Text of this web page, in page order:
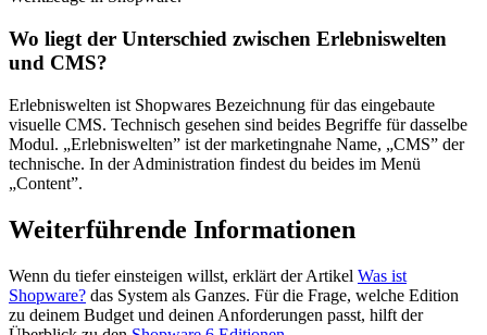
Wo liegt der Unterschied zwischen Erlebniswelten
und CMS?
Erlebniswelten ist Shopwares Bezeichnung für das eingebaute
visuelle CMS. Technisch gesehen sind beides Begriffe für dasselbe
Modul. „Erlebniswelten” ist der marketingnahe Name, „CMS” der
technische. In der Administration findest du beides im Menü
„Content”.
Weiterführende Informationen
Wenn du tiefer einsteigen willst, erklärt der Artikel Was ist
Shopware? das System als Ganzes. Für die Frage, welche Edition
zu deinem Budget und deinen Anforderungen passt, hilft der